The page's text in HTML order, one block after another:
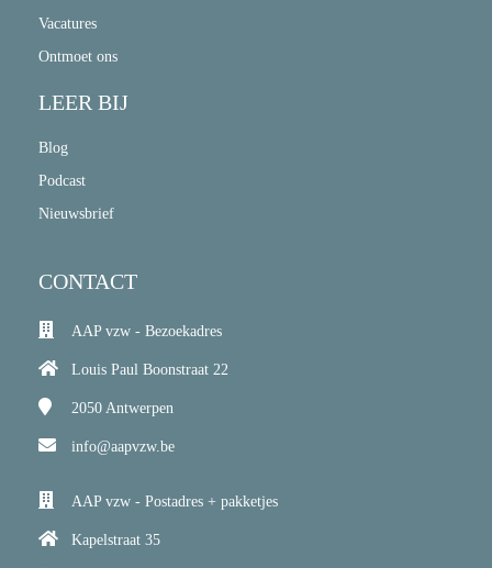
Vacatures
Ontmoet ons
LEER BIJ
Blog
Podcast
Nieuwsbrief
CONTACT
AAP vzw - Bezoekadres
Louis Paul Boonstraat 22
2050 Antwerpen
info@aapvzw.be
AAP vzw - Postadres + pakketjes
Kapelstraat 35